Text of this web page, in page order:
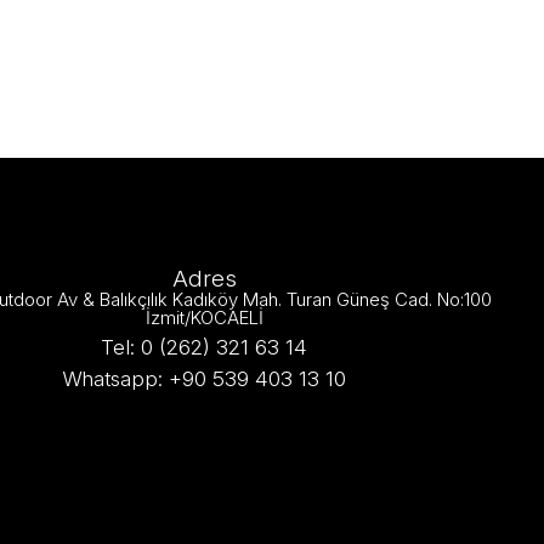
Adres
Av & Balıkçılık Kadıköy Mah. Turan Güneş Cad. No:100
İzmit/KOCAELİ
Tel: 0 (262) 321 63 14
Whatsapp: +90 539 403 13 10